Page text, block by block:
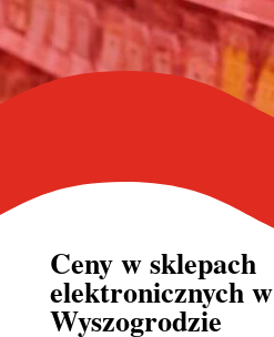
Ceny wsklepach
elektronicznychw
Wyszogrodzie